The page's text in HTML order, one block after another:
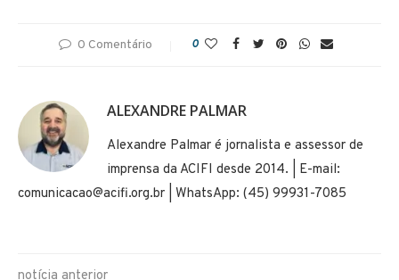
0 Comentário 0
ALEXANDRE PALMAR
Alexandre Palmar é jornalista e assessor de
imprensa da ACIFI desde 2014. | E-mail:
comunicacao@acifi.org.br | WhatsApp: (45) 99931-7085
notícia anterior